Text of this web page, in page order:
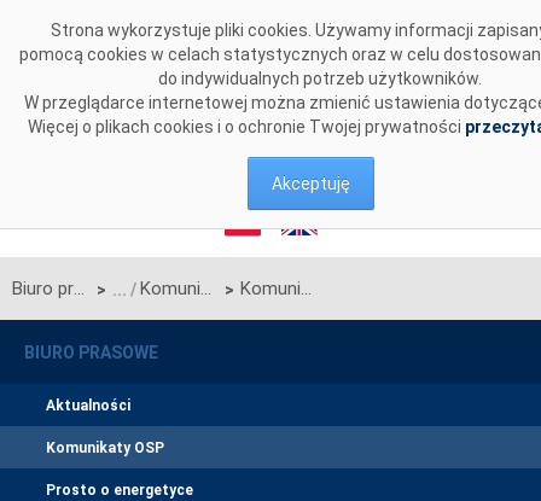
Strona wykorzystuje pliki cookies. Używamy informacji
pomocą cookies w celach statystycznych oraz w celu
do indywidualnych potrzeb użytkowników.
W przeglądarce internetowej można zmienić ustawienia
Więcej o plikach cookies i o ochronie Twojej prywatności
Akceptuję
Biuro prasowe > Komunikaty OSP > Komunikat Operatora Systemu Przesyłowego w sprawie rozpoczęcia procesu jednostronnego przetargu miesięcznego na zdolności przesyłowe połączenia PSE S.A. i NEK UKRENERGO na listopad 2022 r. (Okres Rezerwacji rozpoczynający się od dnia 1 listopada 2022 r. i kończący się z dniem 30 listopada 2022 r.)
BIURO PRASOWE
Aktualności
Komunikaty OSP
Prosto o energetyce